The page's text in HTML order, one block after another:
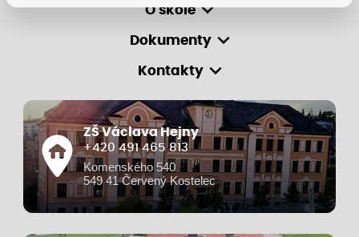
O škole
Dokumenty
Kontakty
ZŠ Václava Hejny
+420 491 465 813
Komenského 540
549 41 Červený Kostelec